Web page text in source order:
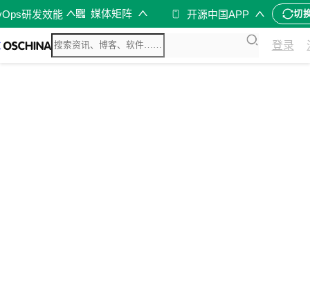
研发效能 媒体矩阵 开源中国APP 切
登录